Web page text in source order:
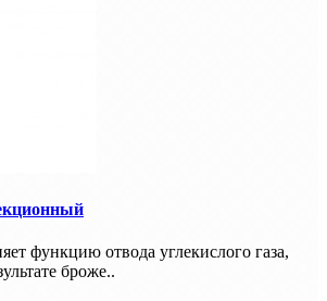
функцию отвода углекислого газа,
броже..